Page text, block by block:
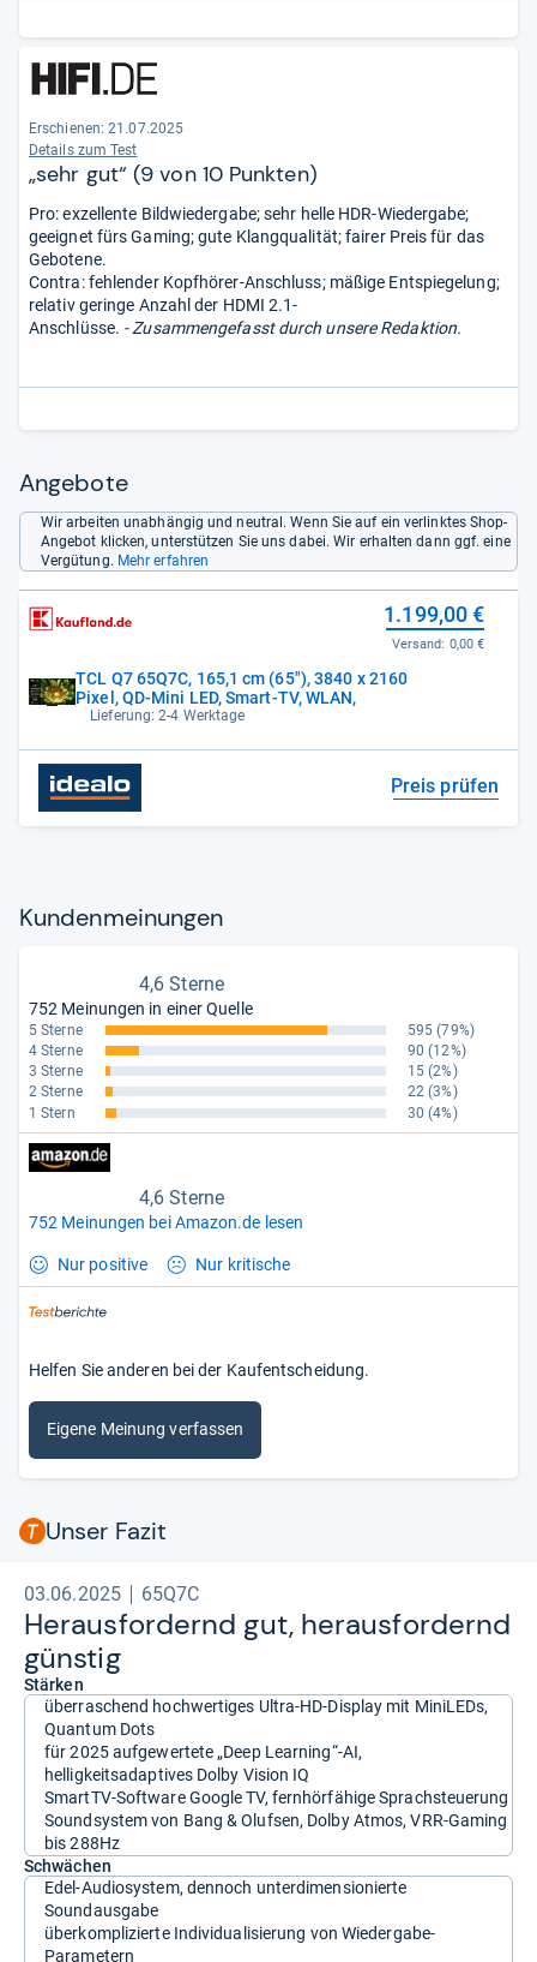
Erschienen: 21.07.2025
Details zum Test
„sehr gut“ (9 von 10 Punkten)
Pro: exzellente Bildwiedergabe; sehr helle HDR-Wiedergabe;
geeignet fürs Gaming; gute Klangqualität; fairer Preis für das
Gebotene.
Contra: fehlender Kopfhörer-Anschluss; mäßige Entspiegelung;
relativ geringe Anzahl der HDMI 2.1-
Anschlüsse. - Zusammengefasst durch unsere Redaktion.
Angebote
Wir arbeiten unabhängig und neutral. Wenn Sie auf ein verlinktes Shop-
Angebot klicken, unterstützen Sie uns dabei. Wir erhalten dann ggf. eine
Vergütung. Mehr erfahren
TCL Q7 65Q7C, 165,1 cm (65"), 3840 x 2160
Pixel, QD-Mini LED, Smart-TV, WLAN,
Lieferung: 2-4 Werktage
1.199,00 €
Versand: 0,00 €
Preis prüfen
Kun­den­mei­nun­gen
4,6 Sterne
752 Meinungen in einer Quelle
5 Sterne 595 (79%)
4 Sterne
90 (12%)
3 Sterne
15 (2%)
2 Sterne
22 (3%)
1 Stern
30 (4%)
4,6 Sterne
752 Meinungen bei Amazon.de lesen
Nur positive Nur kritische
Helfen Sie anderen bei der Kaufentscheidung.
Eigene Meinung verfassen
Unser Fazit
03.06.2025 65Q7C
Her­aus­for­dernd gut, her­aus­for­dernd
güns­tig
Stärken
überraschend hochwertiges Ultra-HD-Display mit MiniLEDs,
Quantum Dots
für 2025 aufgewertete „Deep Learning“-AI,
helligkeitsadaptives Dolby Vision IQ
SmartTV-Software Google TV, fernhörfähige Sprachsteuerung
Soundsystem von Bang & Olufsen, Dolby Atmos, VRR-Gaming
bis 288Hz
Schwächen
Edel-Audiosystem, dennoch unterdimensionierte
Soundausgabe
überkomplizierte Individualisierung von Wiedergabe-
Parametern